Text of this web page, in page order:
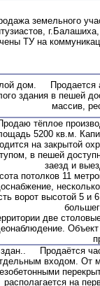
земельного
ТУ на
дом. Продается
здания в пешей
массив,
тёплое
5200 кв.м.
на закрытой
в пешей
заезд и
потолков 11
ворот высотой 5 и
две
Продаётся
входом. От
располагается на